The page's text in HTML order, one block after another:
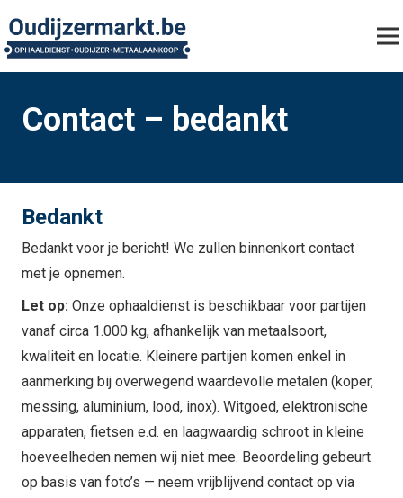
Contact – bedankt
Bedankt
Bedankt voor je bericht! We zullen binnenkort contact
met je opnemen.
Let op: Onze ophaaldienst is beschikbaar voor partijen
vanaf circa 1.000 kg, afhankelijk van metaalsoort,
kwaliteit en locatie. Kleinere partijen komen enkel in
aanmerking bij overwegend waardevolle metalen (koper,
messing, aluminium, lood, inox). Witgoed, elektronische
apparaten, fietsen e.d. en laagwaardig schroot in kleine
hoeveelheden nemen wij niet mee. Beoordeling gebeurt
op basis van foto’s — neem vrijblijvend contact op via